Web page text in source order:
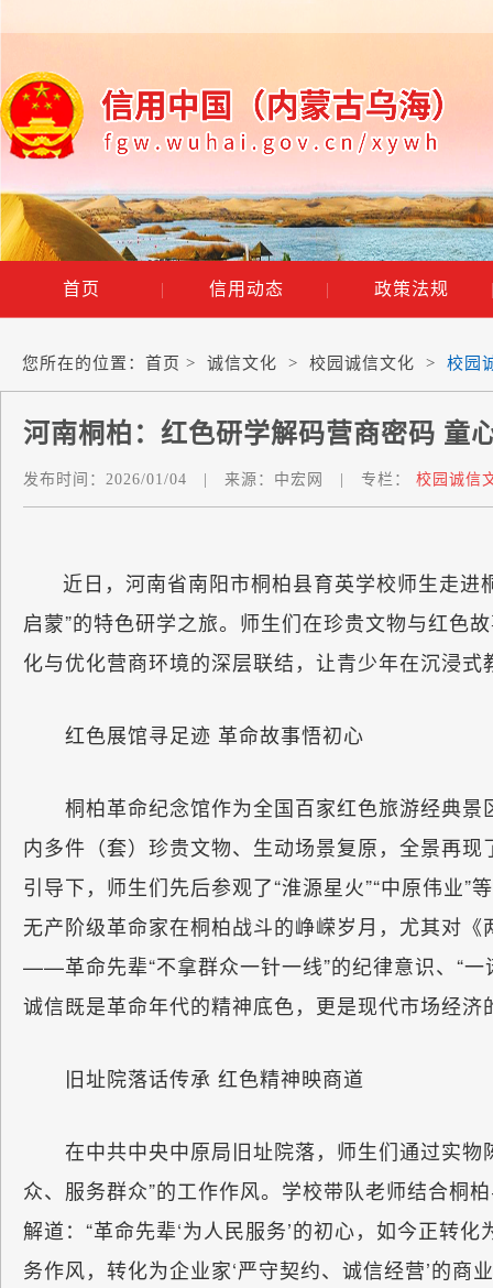
首页 | 信用动态 | 政策法规
您所在的位置： 首页 > 诚信文化 > 校园诚信文化 > 校园
河南桐柏：红色研学解码营商密码 童
发布时间： 2026/01/04 来源： 中宏网 专栏： 校园诚信
近日，河南省南阳市桐柏县育英学校师生走
启蒙”的特色研学之旅。师生们在珍贵文物与红色
化与优化营商环境的深层联结，让青少年在沉浸
红色展馆寻足迹 革命故事悟初心
桐柏革命纪念馆作为全国百家红色旅游经典景
内多件（套）珍贵文物、生动场景复原，全景再
引导下，师生们先后参观了“淮源星火”“中原伟业
无产阶级革命家在桐柏战斗的峥嵘岁月，尤其对
——革命先辈“不拿群众一针一线”的纪律意识、“
诚信既是革命年代的精神底色，更是现代市场经济
旧址院落话传承 红色精神映商道
在中共中央中原局旧址院落，师生们通过实物
众、服务群众”的工作作风。学校带队老师结合桐
解道：“革命先辈‘为人民服务’的初心，如今正转
务作风，转化为企业家‘严守契约、诚信经营’的